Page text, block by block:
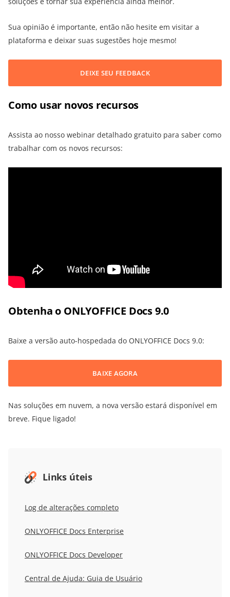
Sua opinião é importante, então não hesite em visitar a
plataforma e deixar suas sugestões hoje mesmo!
DEIXE SEU FEEDBACK
Como usar novos recursos
Assista ao nosso webinar detalhado gratuito para saber como
trabalhar com os novos recursos:
Obtenha o ONLYOFFICE Docs 9.0
Baixe a versão auto-hospedada do ONLYOFFICE Docs 9.0:
BAIXE AGORA
Nas soluções em nuvem, a nova versão estará disponível em
breve. Fique ligado!
Links úteis
Log de alterações completo
ONLYOFFICE Docs Enterprise
ONLYOFFICE Docs Developer
Central de Ajuda: Guia de Usuário